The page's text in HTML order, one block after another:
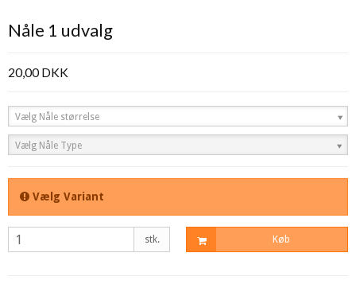
Nåle 1 udvalg
20,00 DKK
Vælg Nåle størrelse
Vælg Nåle Type
Vælg Variant
stk. Køb